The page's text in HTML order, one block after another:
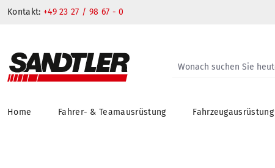
Kontakt: +49 23 27 / 98 67 - 0
Home Fahrer- & Teamausrüstung Fahrzeugausrüstung